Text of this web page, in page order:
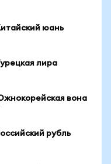
юань
лира
вона
рубль